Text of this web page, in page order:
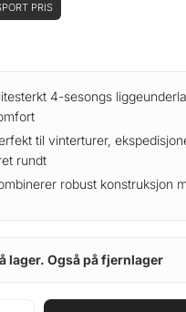
PRIS
4-sesongs
til vinterturer,
rundt
robust konstruksjon
lager. Også på fjernlager